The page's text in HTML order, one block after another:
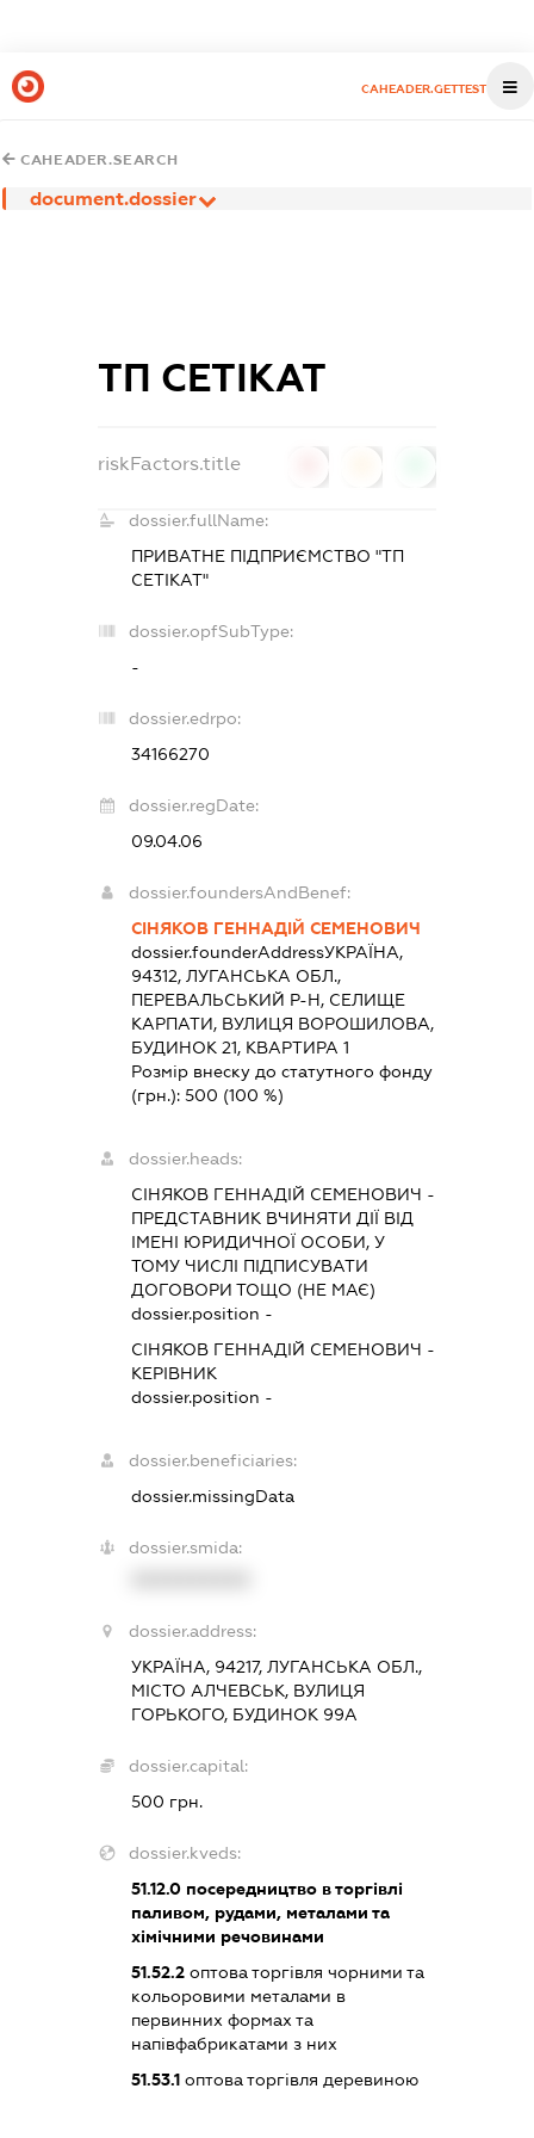
CAHEADER.GETTEST
CAHEADER.SEARCH
document.dossier
ТП СЕТІКАТ
riskFactors.title
dossier.fullName:
ПРИВАТНЕ ПІДПРИЄМСТВО "ТП
СЕТІКАТ"
dossier.opfSubType:
-
dossier.edrpo:
34166270
dossier.regDate:
09.04.06
dossier.foundersAndBenef:
СІНЯКОВ ГЕННАДІЙ СЕМЕНОВИЧ
dossier.founderAddressУКРАЇНА,
94312, ЛУГАНСЬКА ОБЛ.,
ПЕРЕВАЛЬСЬКИЙ Р-Н, СЕЛИЩЕ
КАРПАТИ, ВУЛИЦЯ ВОРОШИЛОВА,
БУДИНОК 21, КВАРТИРА 1
Розмір внеску до статутного фонду
(грн.): 500 (100 %)
dossier.heads:
СІНЯКОВ ГЕННАДІЙ СЕМЕНОВИЧ -
ПРЕДСТАВНИК ВЧИНЯТИ ДІЇ ВІД
ІМЕНІ ЮРИДИЧНОЇ ОСОБИ, У
ТОМУ ЧИСЛІ ПІДПИСУВАТИ
ДОГОВОРИ ТОЩО (НЕ МАЄ)
dossier.position -
СІНЯКОВ ГЕННАДІЙ СЕМЕНОВИЧ -
КЕРІВНИК
dossier.position -
dossier.beneficiaries:
dossier.missingData
dossier.smida:
dossier.address:
УКРАЇНА, 94217, ЛУГАНСЬКА ОБЛ.,
МІСТО АЛЧЕВСЬК, ВУЛИЦЯ
ГОРЬКОГО, БУДИНОК 99А
dossier.capital:
500 грн.
dossier.kveds:
51.12.0посередництво в торгівлі
паливом, рудами, металами та
хімічними речовинами
51.52.2оптова торгівля чорними та
кольоровими металами в
первинних формах та
напівфабрикатами з них
51.53.1оптова торгівля деревиною